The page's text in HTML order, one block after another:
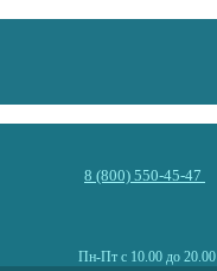
8 (800) 550-45-47
Пн-Пт с 10.00 до 20.00